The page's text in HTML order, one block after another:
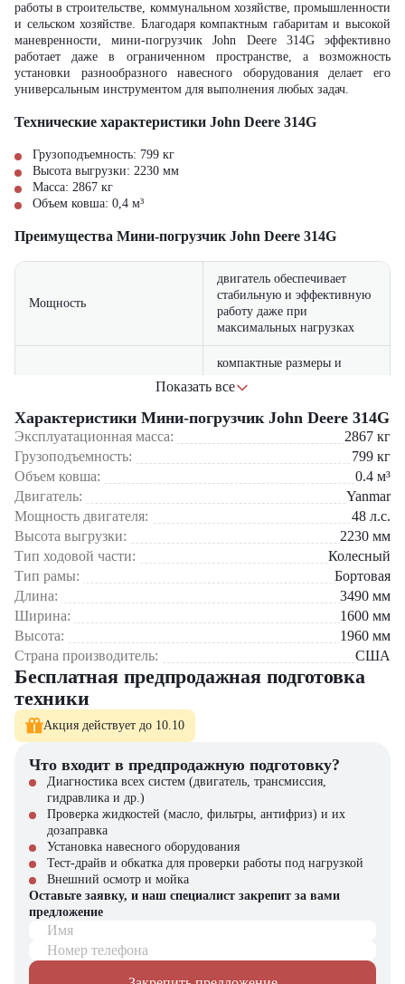
работы в строительстве, коммунальном хозяйстве, промышленности
и сельском хозяйстве. Благодаря компактным габаритам и высокой
маневренности, мини-погрузчик John Deere 314G эффективно
работает даже в ограниченном пространстве, а возможность
установки разнообразного навесного оборудования делает его
универсальным инструментом для выполнения любых задач.
Технические характеристики John Deere 314G
Грузоподъемность: 799 кг
Высота выгрузки: 2230 мм
Масса: 2867 кг
Объем ковша: 0,4 м³
Преимущества Мини-погрузчик John Deere 314G
Мощность
двигатель обеспечивает
стабильную и эффективную
работу даже при
максимальных нагрузках
компактные размеры и
позволяют работать в
ограниченном пространстве
Универсальность
поддержка различных
навесных приспособлений
расширяет возможности
Экономичность
топлива при высокой
производительности
Надежность
прочная конструкция и
обеспечивают долгий срок
службы
Комфорт
Где применяется Мини-погрузчик John Deere 314G?
на строительных площадках для погрузочно-разгрузочных и
земляных работ;
в коммунальных службах для уборки территорий и расчистки
снега;
на промышленных объектах для перемещения сыпучих и
габаритных материалов;
в сельском хозяйстве для работы с грунтом, кормами и
сыпучими материалами;
при благоустройстве и ландшафтных работах.
Показать все
Характеристики Мини-погрузчик John Deere 314G
Эксплуатационная масса: 2867 кг
Грузоподъемность:
799 кг
Объем ковша:
0.4 м³
Двигатель:
Yanmar
Мощность двигателя:
48 л.с.
Высота выгрузки:
2230 мм
Тип ходовой части:
Колесный
Тип рамы:
Бортовая
Длина:
3490 мм
Ширина:
1600 мм
Высота:
1960 мм
Страна производитель:
США
Бесплатная предпродажная подготовка
техники
Акция действует до 10.10
Что входит в предпродажную подготовку?
Диагностика всех систем (двигатель, трансмиссия,
гидравлика и др.)
Проверка жидкостей (масло, фильтры, антифриз) и их
дозаправка
Установка навесного оборудования
Тест-драйв и обкатка для проверки работы под нагрузкой
Внешний осмотр и мойка
Оставьте заявку, и наш специалист закрепит за вами
предложение
Имя
Номер телефона